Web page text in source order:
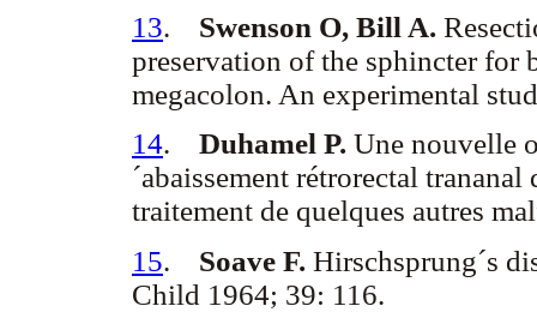
13. Swenson O, Bill A.
preservation of the sphincter for
megacolon. An experimental
14. Duhamel P. Une nouvelle
´abaissement rétrorectal
traitement de quelques autres
15. Soave F. Hirschsprung´s
Child 1964; 39: 116.